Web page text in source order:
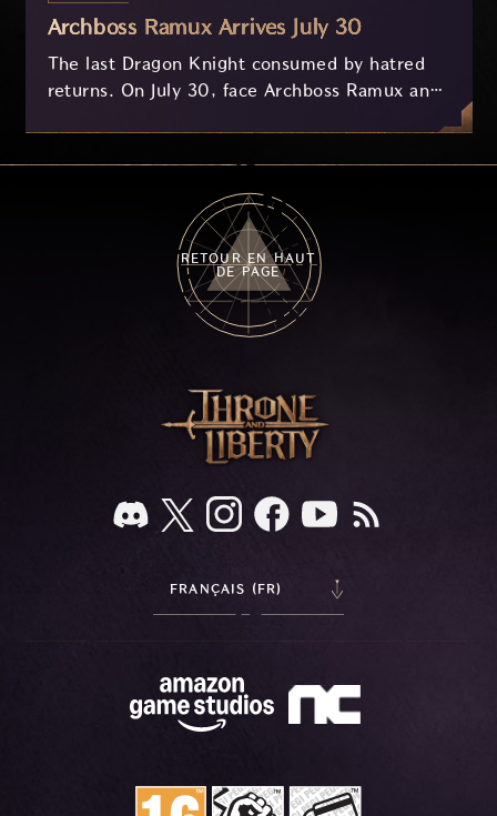
Archboss Ramux Arrives July 30
The last Dragon Knight consumed by hatred
returns. On July 30, face Archboss Ramux and
key combat mechanics, the Ballista, and the
new Archboss equipment that awaits.
RETOUR EN HAUT
DE PAGE
FRANÇAIS (FR)